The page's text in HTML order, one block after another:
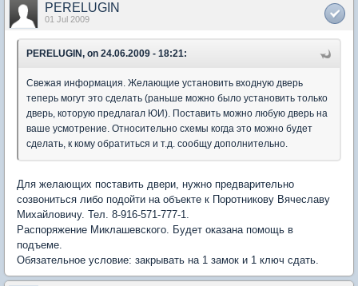
PERELUGIN
01 Jul 2009
PERELUGIN, on 24.06.2009 - 18:21:
Свежая информация. Желающие установить входную дверь
теперь могут это сделать (раньше можно было установить только
дверь, которую предлагал ЮИ). Поставить можно любую дверь на
ваше усмотрение. Относительно схемы когда это можно будет
сделать, к кому обратиться и т.д. сообщу дополнительно.
Для желающих поставить двери, нужно предварительно
созвониться либо подойти на объекте к Поротникову Вячеславу
Михайловичу. Тел. 8-916-571-777-1.
Распоряжение Миклашевского. Будет оказана помощь в
подъеме.
Обязательное условие: закрывать на 1 замок и 1 ключ сдать.